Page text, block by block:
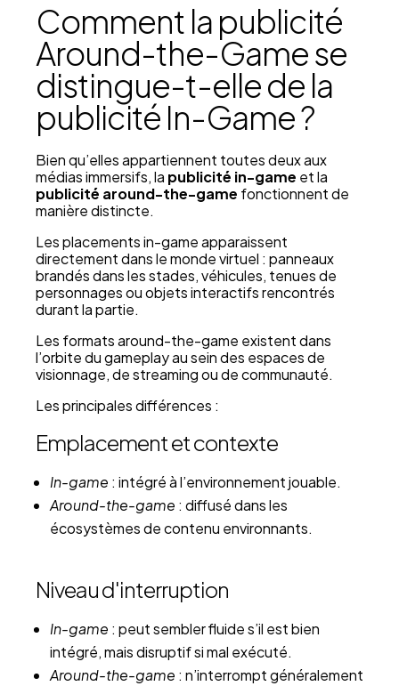
Comment la publicité
Around-the-Game se
distingue-t-elle de la
publicité In-Game ?
Bien qu’elles appartiennent toutes deux aux
médias immersifs, la publicité in-game et la
publicité around-the-game fonctionnent de
manière distincte.
Les placements in-game apparaissent
directement dans le monde virtuel : panneaux
brandés dans les stades, véhicules, tenues de
personnages ou objets interactifs rencontrés
durant la partie.
Les formats around-the-game existent dans
l’orbite du gameplay au sein des espaces de
visionnage, de streaming ou de communauté.
Les principales différences :
Emplacement et contexte
In-game : intégré à l’environnement jouable.
Around-the-game : diffusé dans les
écosystèmes de contenu environnants.
Niveau d'interruption
In-game : peut sembler fluide s’il est bien
intégré, mais disruptif si mal exécuté.
Around-the-game : n’interrompt généralement